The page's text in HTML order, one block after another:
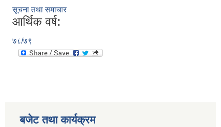
सूचना तथा समाचार
आर्थिक वर्ष:
७८/७९
बजेट तथा कार्यक्रम